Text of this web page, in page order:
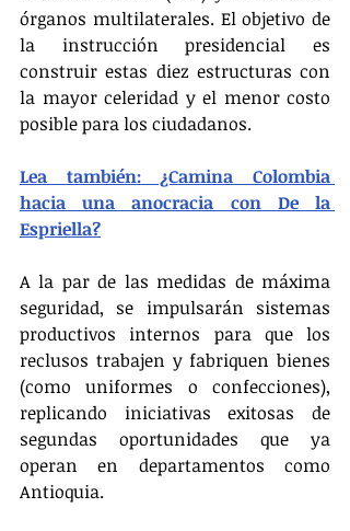
órganos multilaterales. El objetivo de
la instrucción presidencial es
construir estas diez estructuras con
la mayor celeridad y el menor costo
posible para los ciudadanos.
Lea también: ¿Camina Colombia
hacia una anocracia con De la
Espriella?
A la par de las medidas de máxima
seguridad, se impulsarán sistemas
productivos internos para que los
reclusos trabajen y fabriquen bienes
(como uniformes o confecciones),
replicando iniciativas exitosas de
segundas oportunidades que ya
operan en departamentos como
Antioquia.